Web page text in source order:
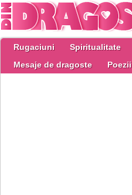
Rugaciuni Spiritualitate
Mesaje de dragoste
Poezii